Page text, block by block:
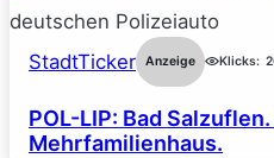
StadtTicker Anzeige Klicks:
POL-LIP: Bad
Mehrfamilienhaus.